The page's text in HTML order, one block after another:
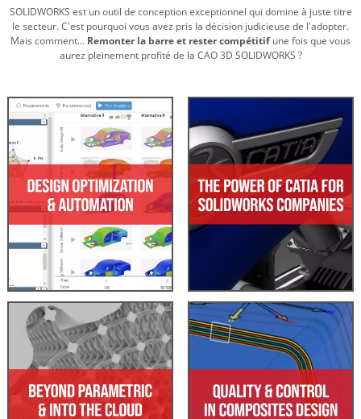
SOLIDWORKS est un outil de conception exceptionnel qui domine à juste titre
le secteur. C'est pourquoi vous avez pris la décision judicieuse de l'adopter.
Mais comment… Remonter la barre et rester compétitif une fois que vous
aurez pleinement profité de la CAO 3D SOLIDWORKS ?